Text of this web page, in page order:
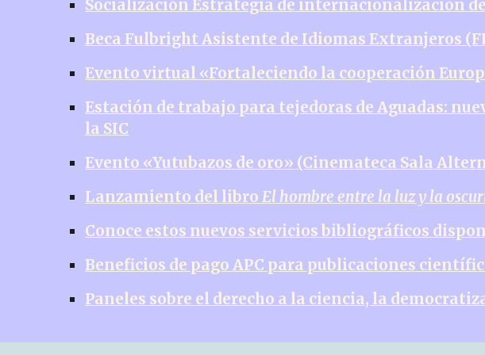
Socialización Estrategia de internacionalización
Beca Fulbright Asistente de Idiomas Extranjeros
Evento virtual «Fortaleciendo la cooperación
Estación de trabajo para tejedoras de Aguadas:
la SIC
Evento «Yutubazos de oro» (Cinemateca Sala
Lanzamiento del libroEl hombre entre la luz y la
Conoce estos nuevos servicios bibliográficos
Beneficios de pago APC para publicaciones
Paneles sobre el derecho a la ciencia, la